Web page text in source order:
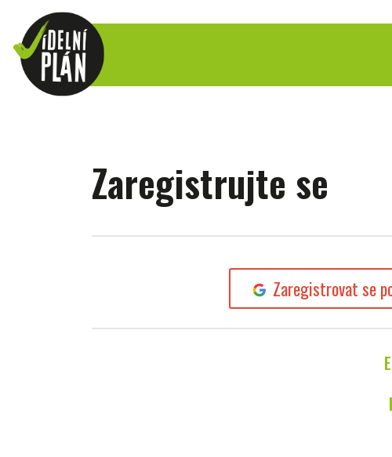
Zaregistrujte se
Zaregistrovat se